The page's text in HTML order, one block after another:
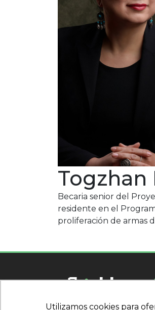
Utilizamos cookies para
Utilizamos cookies para
Togzhan
Becaria senior del
residente en el
proliferación de armas